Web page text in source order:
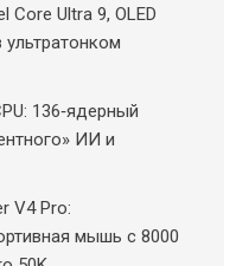
Core Ultra 9, OLED
ультратонком
136‑ядерный
ИИ и
V4 Pro:
мышь с 8000